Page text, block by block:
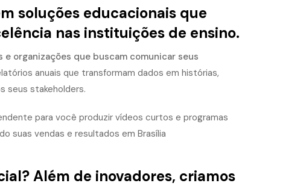
soluções educacionais que
nas instituições de ensino.
organizações que buscam comunicar seus
anuais que transformam dados em histórias,
seus stakeholders.
Além de inovadores, criamos